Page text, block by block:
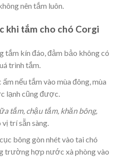
nên tắm luôn.
khi tắm cho chó Corgi
tắm kín đáo, đảm bảo không có
trình tắm.
nếu tắm vào mùa đông, mùa
lạnh cũng được.
tắm, chậu tắm, khăn bông,
vị trí sẵn sàng.
bông gòn nhét vào tai chó
trường hợp nước xà phòng vào